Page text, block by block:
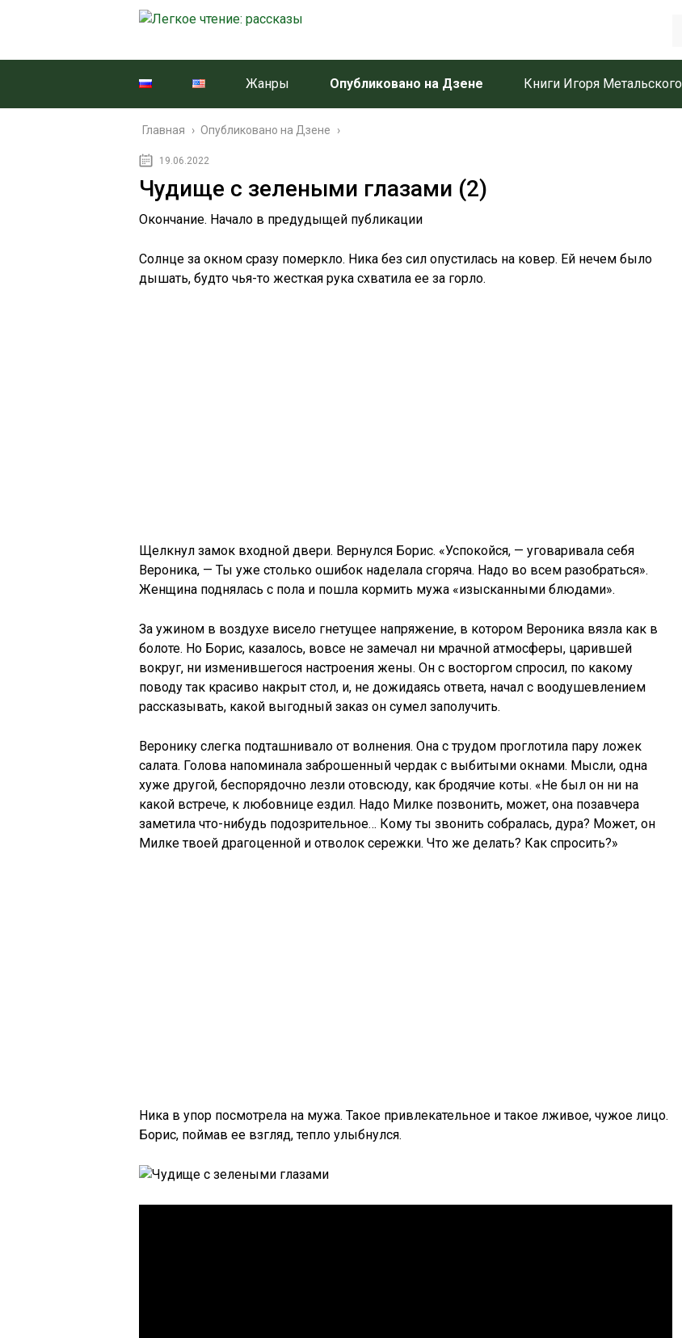
Жанры Опубликовано на Дзене Книги Игоря Метальского
Главная › Опубликовано на Дзене ›
19.06.2022
Чудище с зелеными глазами (2)
Окончание. Начало в предудыщей публикации
Солнце за окном сразу померкло. Ника без сил опустилась на ковер. Ей нечем было
дышать, будто чья-то жесткая рука схватила ее за горло.
Щелкнул замок входной двери. Вернулся Борис. «Успокойся, — уговаривала себя
Вероника, — Ты уже столько ошибок наделала сгоряча. Надо во всем разобраться».
Женщина поднялась с пола и пошла кормить мужа «изысканными блюдами».
За ужином в воздухе висело гнетущее напряжение, в котором Вероника вязла как в
болоте. Но Борис, казалось, вовсе не замечал ни мрачной атмосферы, царившей
вокруг, ни изменившегося настроения жены. Он с восторгом спросил, по какому
поводу так красиво накрыт стол, и, не дожидаясь ответа, начал с воодушевлением
рассказывать, какой выгодный заказ он сумел заполучить.
Веронику слегка подташнивало от волнения. Она с трудом проглотила пару ложек
салата. Голова напоминала заброшенный чердак с выбитыми окнами. Мысли, одна
хуже другой, беспорядочно лезли отовсюду, как бродячие коты. «Не был он ни на
какой встрече, к любовнице ездил. Надо Милке позвонить, может, она позавчера
заметила что-нибудь подозрительное… Кому ты звонить собралась, дура? Может, он
Милке твоей драгоценной и отволок сережки. Что же делать? Как спросить?»
Ника в упор посмотрела на мужа. Такое привлекательное и такое лживое, чужое лицо.
Борис, поймав ее взгляд, тепло улыбнулся.